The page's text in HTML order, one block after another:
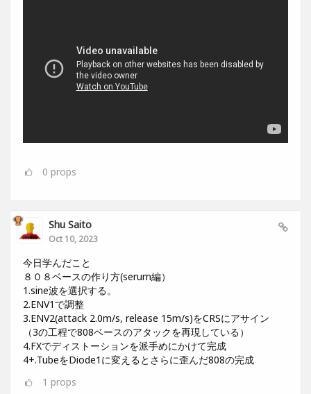
0 props
Shu Saito
Oct 10, 2023
今日学んだこと
８０８ベースの作り方(serum編）
1.sine波を選択する。
2.ENV1で調整
3.ENV2(attack 2.0m/s, release 15m/s)をCRSにアサイン
（3の工程で808ベースのアタックを再現している）
4.FXでディストーションを派手めにかけて完成
4+.TubeをDiode1に変えるとさらに歪んだ808の完成
1 props